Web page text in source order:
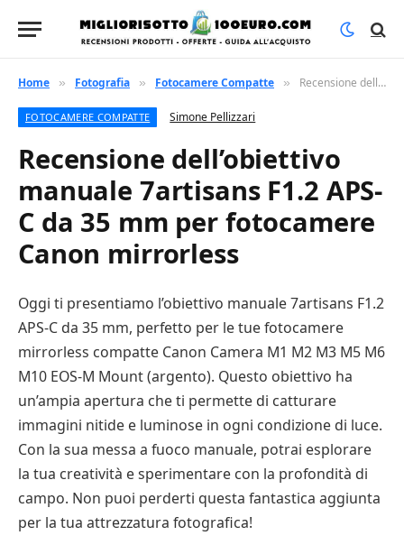
Home » Fotografia » Fotocamere Compatte » Recensione dell’obiettivo manuale 7artisans F1.2 APS-C da 35 mm per fotocamere Canon mirrorless
FOTOCAMERE COMPATTE Simone Pellizzari
Recensione dell’obiettivo
manuale 7artisans F1.2 APS-
C da 35 mm per fotocamere
Canon mirrorless
Oggi ti presentiamo l’obiettivo manuale 7artisans F1.2
APS-C da 35 mm, perfetto per le tue fotocamere
mirrorless compatte Canon Camera M1 M2 M3 M5 M6
M10 EOS-M Mount (argento). Questo obiettivo ha
un’ampia apertura che ti permette di catturare
immagini nitide e luminose in ogni condizione di luce.
Con la sua messa a fuoco manuale, potrai esplorare
la tua creatività e sperimentare con la profondità di
campo. Non puoi perderti questa fantastica aggiunta
per la tua attrezzatura fotografica!